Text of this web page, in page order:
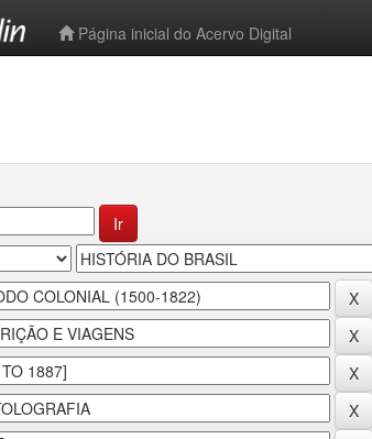
Página inicial do Acervo Digital